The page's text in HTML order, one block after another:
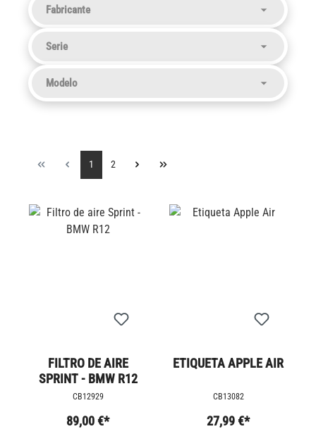
1 2
FILTRO DE AIRE
SPRINT - BMW R12
CB12929
89,00 €*
ETIQUETA APPLE AIR
CB13082
27,99 €*